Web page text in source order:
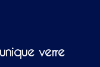
verre